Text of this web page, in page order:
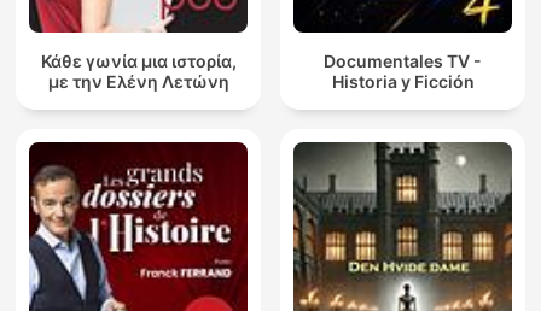
Κάθε γωνία μια ιστορία,
με την Ελένη Λετώνη
Documentales TV -
Historia y Ficción